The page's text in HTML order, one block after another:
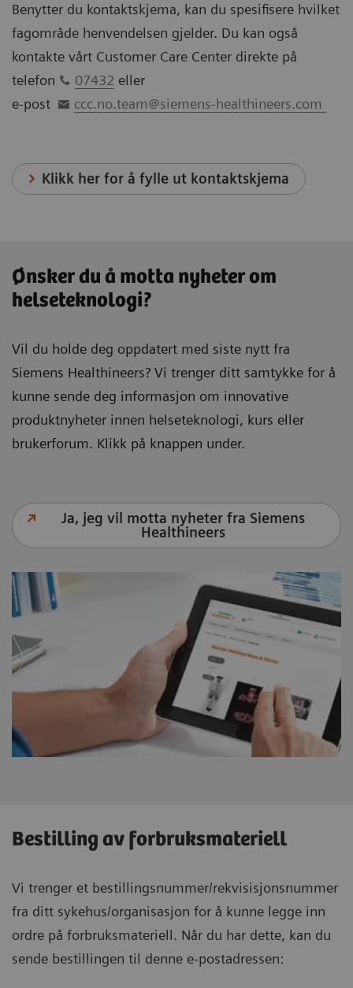
Benytter du kontaktskjema, kan du spesifisere hvilket
fagområde henvendelsen gjelder. Du kan også
kontakte vårt Customer Care Center direkte på
telefon
07432 eller
e-post
ccc.no.team@siemens-healthineers.com
Klikk her for å fylle ut kontaktskjema
Ønsker du å motta nyheter om
helseteknologi?
Vil du holde deg oppdatert med siste nytt fra
Siemens Healthineers? Vi trenger ditt samtykke for å
kunne sende deg informasjon om innovative
produktnyheter innen helseteknologi, kurs eller
brukerforum. Klikk på knappen under.
Ja, jeg vil motta nyheter fra Siemens
Healthineers
Bestilling av forbruksmateriell
Vi trenger et bestillingsnummer/rekvisisjonsnummer
fra ditt sykehus/organisasjon for å kunne legge inn
ordre på forbruksmateriell. Når du har dette, kan du
sende bestillingen til denne e-postadressen: